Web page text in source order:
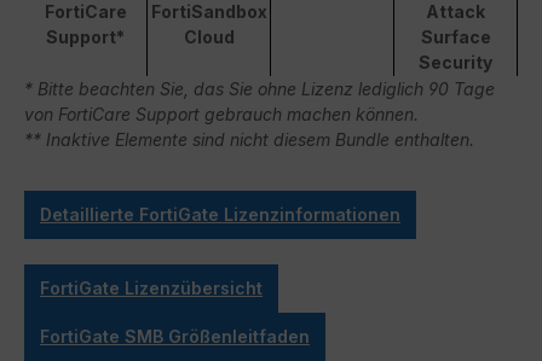
FortiCare
Support*
FortiSandbox
Cloud
Attack
Surface
Security
* Bitte beachten Sie, das Sie ohne Lizenz lediglich 90 Tage
von FortiCare Support gebrauch machen können.
** Inaktive Elemente sind nicht diesem Bundle enthalten.
Detaillierte FortiGate Lizenzinformationen
FortiGate Lizenzübersicht
FortiGate SMB Größenleitfaden